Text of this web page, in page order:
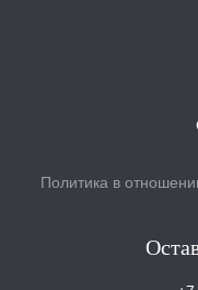
Политика в